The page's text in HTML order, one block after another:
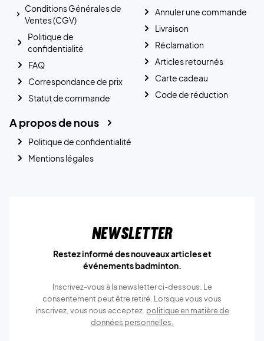
Conditions Générales de
Ventes (CGV)
Politique de
confidentialité
FAQ
Correspondance de prix
Statut de commande
Annuler une commande
Livraison
Réclamation
Articles retournés
Carte cadeau
Code de réduction
A propos de nous
Politique de confidentialité
Mentions légales
Newsletter
Restez informé des nouveaux articles et
événements badminton.
Inscrivez-vous à la newsletter ci-dessous. Le
consentement peut être retiré. Lorsque vous vous
inscrivez, vous nous acceptez. politique en matière de
données personnelles.